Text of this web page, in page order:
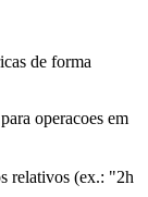
de forma
operacoes em
relativos (ex.: "2h